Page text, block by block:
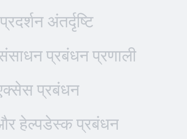
अंतर्दृष्टि
प्रबंधन प्रणाली
प्रबंधन
हेल्पडेस्क प्रबंधन